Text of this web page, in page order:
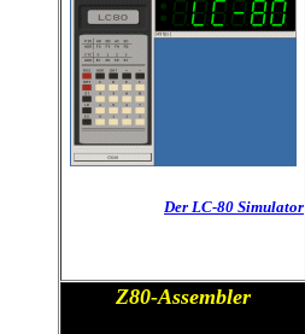
Der LC-80 Simulator
Z80-Assembler